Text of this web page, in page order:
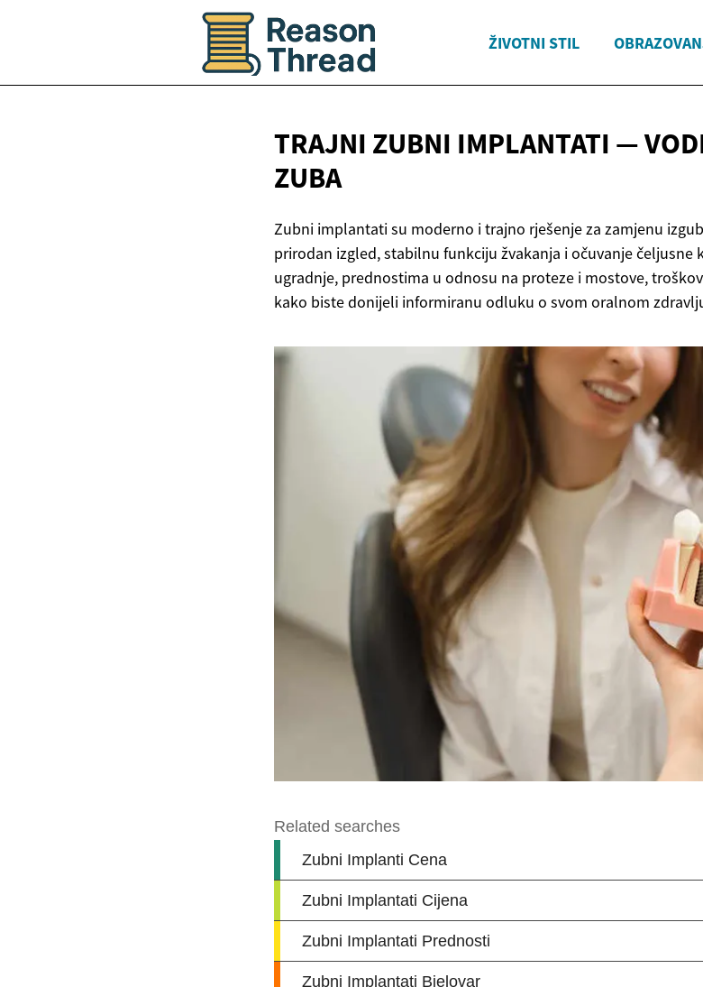
ŽIVOTNI STIL
TRAJNI ZUBNI IMPLANTATI —
ZUBA
Zubni implantati su moderno i trajno rješenje za zamjenu
prirodan izgled, stabilnu funkciju žvakanja i očuvanje čeljusne
ugradnje, prednostima u odnosu na proteze i mostove,
kako biste donijeli informiranu odluku o svom oralnom